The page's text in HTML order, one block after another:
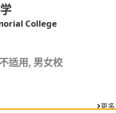
College
适用, 男女校
更多